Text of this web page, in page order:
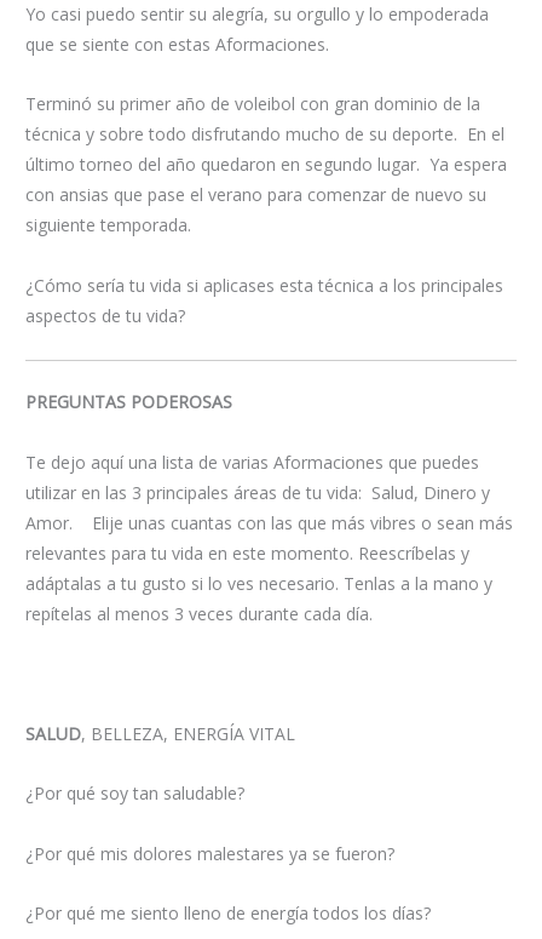
Yo casi puedo sentir su alegría, su orgullo y lo empoderada
que se siente con estas Aformaciones.
Terminó su primer año de voleibol con gran dominio de la
técnica y sobre todo disfrutando mucho de su deporte. En el
último torneo del año quedaron en segundo lugar. Ya espera
con ansias que pase el verano para comenzar de nuevo su
siguiente temporada.
¿Cómo sería tu vida si aplicases esta técnica a los principales
aspectos de tu vida?
PREGUNTAS PODEROSAS
Te dejo aquí una lista de varias Aformaciones que puedes
utilizar en las 3 principales áreas de tu vida: Salud, Dinero y
Amor. Elije unas cuantas con las que más vibres o sean más
relevantes para tu vida en este momento. Reescríbelas y
adáptalas a tu gusto si lo ves necesario. Tenlas a la mano y
repítelas al menos 3 veces durante cada día.
SALUD, BELLEZA, ENERGÍA VITAL
¿Por qué soy tan saludable?
¿Por qué mis dolores malestares ya se fueron?
¿Por qué me siento lleno de energía todos los días?